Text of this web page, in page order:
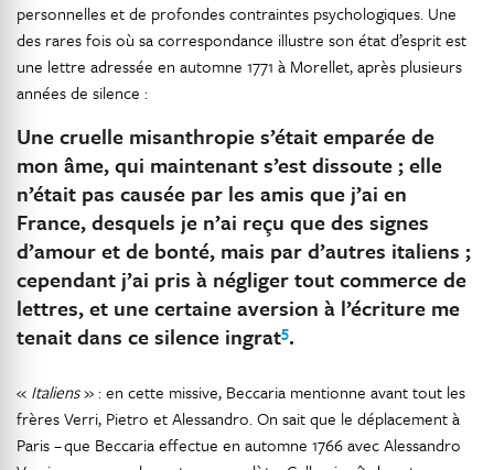
personnelles et de profondes contraintes psychologiques. Une
des rares fois où sa correspondance illustre son état d’esprit est
une lettre adressée en automne 1771 à Morellet, après plusieurs
années de silence :
Une cruelle misanthropie s’était emparée de
mon âme, qui maintenant s’est dissoute ; elle
n’était pas causée par les amis que j’ai en
France, desquels je n’ai reçu que des signes
d’amour et de bonté, mais par d’autres italiens ;
cependant j’ai pris à négliger tout commerce de
lettres, et une certaine aversion à l’écriture me
tenait dans ce silence ingrat5.
« Italiens» : en cette missive, Beccaria mentionne avant tout les
frères Verri, Pietro et Alessandro. On sait que le déplacement à
Paris – que Beccaria effectue en automne 1766 avec Alessandro